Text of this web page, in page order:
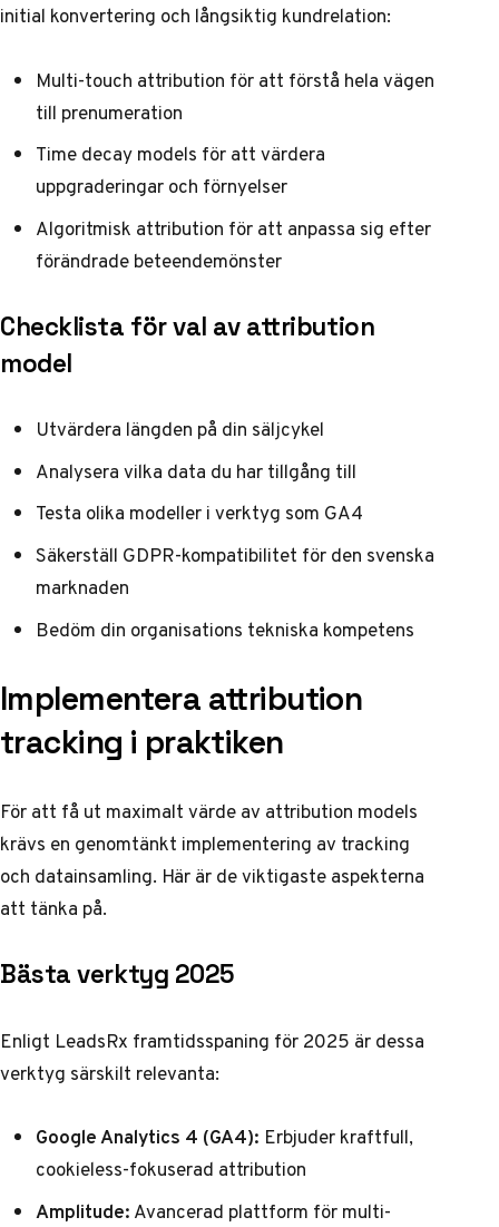
initial konvertering och långsiktig kundrelation:
Multi-touch attribution för att förstå hela vägen
till prenumeration
Time decay models för att värdera
uppgraderingar och förnyelser
Algoritmisk attribution för att anpassa sig efter
förändrade beteendemönster
Checklista för val av attribution
model
Utvärdera längden på din säljcykel
Analysera vilka data du har tillgång till
Testa olika modeller i verktyg som GA4
Säkerställ GDPR-kompatibilitet för den svenska
marknaden
Bedöm din organisations tekniska kompetens
Implementera attribution
tracking i praktiken
För att få ut maximalt värde av attribution models
krävs en genomtänkt implementering av tracking
och datainsamling. Här är de viktigaste aspekterna
att tänka på.
Bästa verktyg 2025
Enligt LeadsRx framtidsspaning för 2025 är dessa
verktyg särskilt relevanta:
Google Analytics 4 (GA4): Erbjuder kraftfull,
cookieless-fokuserad attribution
Amplitude:Avancerad plattform för multi-